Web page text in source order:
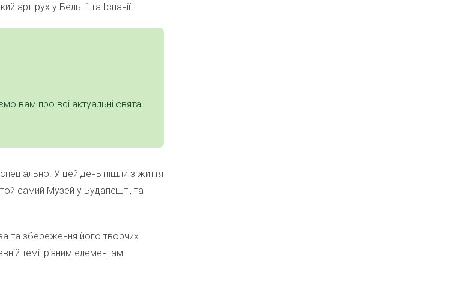
рух у Бельгії та Іспанії.
вам про всі актуальні свята
У цей день пішли з життя
самий Музей у Будапешті, та
та збереження його творчих
темі: різним елементам